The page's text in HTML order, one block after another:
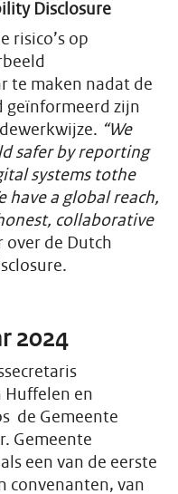
Disclosure
risico’s op
te maken nadat de
geïnformeerd zijn
“We
safer by reporting
systems tothe
have a global reach,
collaborative
over de Dutch
2024
Huffelen en
de Gemeente
Gemeente
een van de eerste
convenanten, van